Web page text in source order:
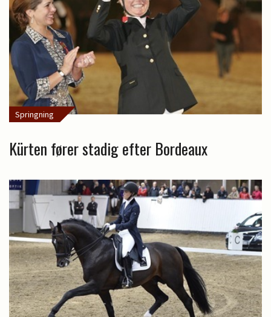
Springning
Kürten fører stadig efter Bordeaux